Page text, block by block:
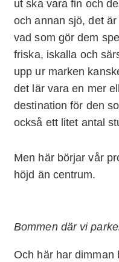
ut ska vara fin och
och annan sjö, det
vad som gör dem
friska, iskalla och
upp ur marken
det lär vara en mer
destination för den
också ett litet antal
Men här börjar vår
höjd än centrum.
Bommen där vi
Och här har dimman